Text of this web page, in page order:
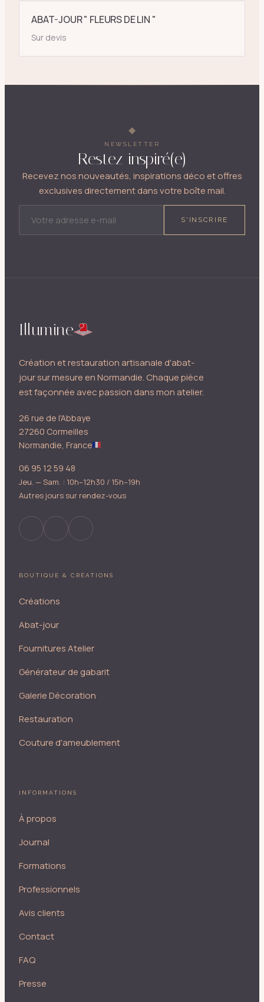
ABAT-JOUR " FLEURS DE LIN "
Sur devis
NEWSLETTER
Restez inspiré(e)
Recevez nos nouveautés, inspirations déco et offres
exclusives directement dans votre boîte mail.
S'INSCRIRE
Illumine
Création et restauration artisanale d'abat-
jour sur mesure en Normandie. Chaque pièce
est façonnée avec passion dans mon atelier.
26 rue de l'Abbaye
27260 Cormeilles
Normandie, France
06 95 12 59 48
Jeu. — Sam. : 10h–12h30 / 15h–19h
Autres jours sur rendez-vous
BOUTIQUE & CRÉATIONS
Créations
Abat-jour
Fournitures Atelier
Générateur de gabarit
Galerie Décoration
Restauration
Couture d'ameublement
INFORMATIONS
À propos
Journal
Formations
Professionnels
Avis clients
Contact
FAQ
Presse